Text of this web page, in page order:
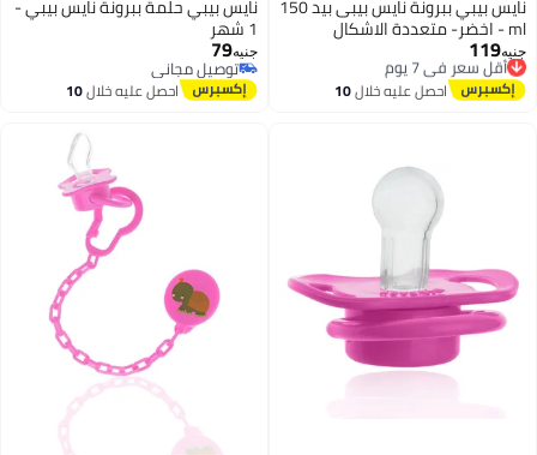
نايس بيبي ببرونة نايس بيبى بيد 150
ml - اخضر- متعددة الاشكال
جنيه119
أقل سعر في 7 يوم
توصيل مجاني
أقل سعر في 7 يوماحصل عليه خلال10
اغسطس
نايس بيبي حلمة ببرونة نايس بيبي -
1 شهر
جنيه79
توصيل مجاني
توصيل مجانياحصل عليه خلال10
اغسطس